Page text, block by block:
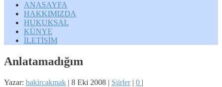
ANASAYFA
HAKKIMIZDA
HUKUKSAL
KÜNYE
İLETİŞİM
Anlatamadığım
Yazar: bakircakmak | 8 Eki 2008 | Şiirler| 0 |